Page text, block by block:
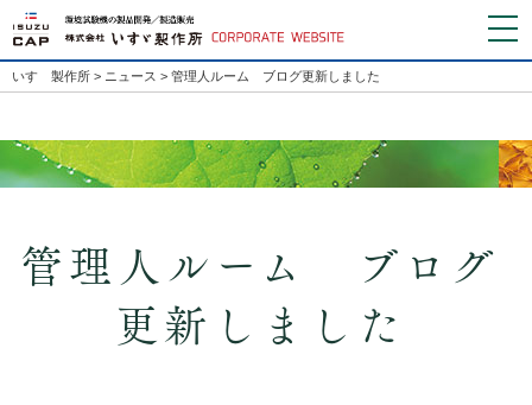
いすゞ製作所 > ニュース > 管理人ルーム ブログ更新しました
管理人ルーム ブログ
更新しました